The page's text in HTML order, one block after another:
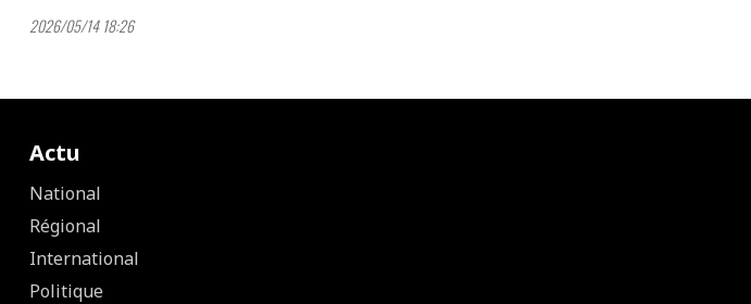
2026/05/14 18:26
Actu
National
Régional
International
Politique